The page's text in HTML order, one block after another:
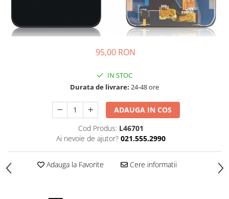
95,00 RON
IN STOC
Durata de livrare: 24-48 ore
ADAUGA IN COS
Cod Produs: L46701
Ai nevoie de ajutor? 021.555.2990
Adauga la Favorite Cere informatii